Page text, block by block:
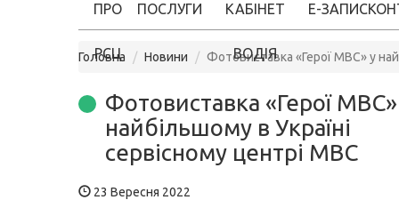
ПРО
РСЦ
ПОСЛУГИ КАБІНЕТ
ВОДІЯ
Е-ЗАПИС
Головна Новини Фотовиставка «Герої МВС» у
Фотовиставка «Герої
найбільшому в Україні
сервісному центрі МВС
23 Вересня 2022